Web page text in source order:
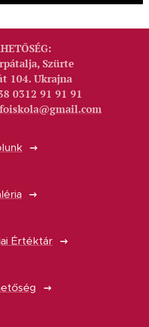
Szürte
104. Ukrajna
0312 91 91 91
Értéktár